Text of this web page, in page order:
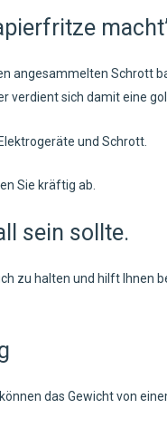
angesammelten Schrott
verdient sich damit eine
und Schrott.
Sie kräftig ab.
sein sollte.
zu halten und hilft Ihnen
das Gewicht von